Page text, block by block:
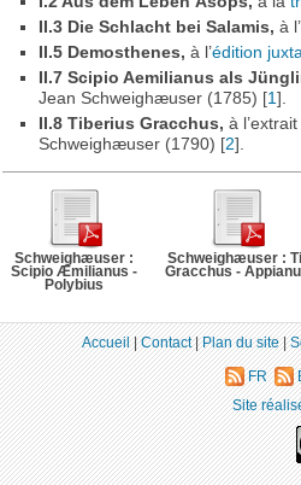
II.3 Die Schlacht bei Salamis, à l’
II.5 Demosthenes, à l’édition
II.7 Scipio Aemilianus als
Jean Schweighæuser (1785) [1] .
II.8 Tiberius Gracchus, à
Schweighæuser (1790) [2] .
Schweighæuser :
Scipio Æmilianus -
Polybius
Schweighæuser :
Gracchus -
Accueil|Contact|Plan du site|
FR
Site